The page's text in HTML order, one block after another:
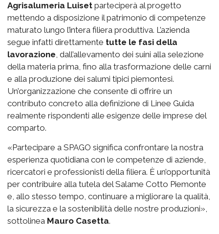
Agrisalumeria Luiset parteciperà al progetto
mettendo a disposizione il patrimonio di competenze
maturato lungo l’intera filiera produttiva. L’azienda
segue infatti direttamente tutte le fasi della
lavorazione, dall’allevamento dei suini alla selezione
della materia prima, fino alla trasformazione delle carni
e alla produzione dei salumi tipici piemontesi.
Un’organizzazione che consente di offrire un
contributo concreto alla definizione di Linee Guida
realmente rispondenti alle esigenze delle imprese del
comparto.
«Partecipare a SPAGO significa confrontare la nostra
esperienza quotidiana con le competenze di aziende,
ricercatori e professionisti della filiera. È un’opportunità
per contribuire alla tutela del Salame Cotto Piemonte
e, allo stesso tempo, continuare a migliorare la qualità,
la sicurezza e la sostenibilità delle nostre produzioni»,
sottolinea Mauro Casetta.